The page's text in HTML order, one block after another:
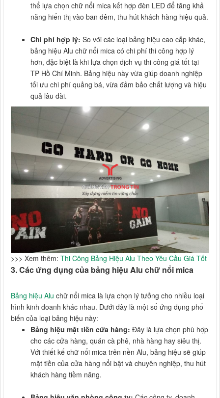
thể lựa chọn chữ nổi mica kết hợp đèn LED để tăng khả
năng hiển thị vào ban đêm, thu hút khách hàng hiệu quả.
Chi phí hợp lý: So với các loại bảng hiệu cao cấp khác,
bảng hiệu Alu chữ nổi mica có chi phí thi công hợp lý
hơn, đặc biệt là khi lựa chọn dịch vụ thi công giá tốt tại
TP Hồ Chí Minh. Bảng hiệu này vừa giúp doanh nghiệp
tối ưu chi phí quảng bá, vừa đảm bảo chất lượng và hiệu
quả lâu dài.
>>> Xem thêm: Thi Công Bảng Hiệu Alu Theo Yêu Cầu Giá Tốt
3. Các ứng dụng của bảng hiệu Alu chữ nổi mica
Bảng hiệu Alu chữ nổi mica là lựa chọn lý tưởng cho nhiều loại
hình kinh doanh khác nhau. Dưới đây là một số ứng dụng phổ
biến của loại bảng hiệu này:
Bảng hiệu mặt tiền cửa hàng: Đây là lựa chọn phù hợp
cho các cửa hàng, quán cà phê, nhà hàng hay siêu thị.
Với thiết kế chữ nổi mica trên nền Alu, bảng hiệu sẽ giúp
mặt tiền của cửa hàng nổi bật và chuyên nghiệp, thu hút
khách hàng tiềm năng.